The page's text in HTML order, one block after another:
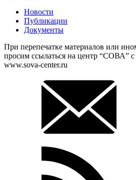
Новости
Публикации
Документы
При перепечатке материалов или
просим ссылаться на центр “СОВА” с
www.sova-center.ru